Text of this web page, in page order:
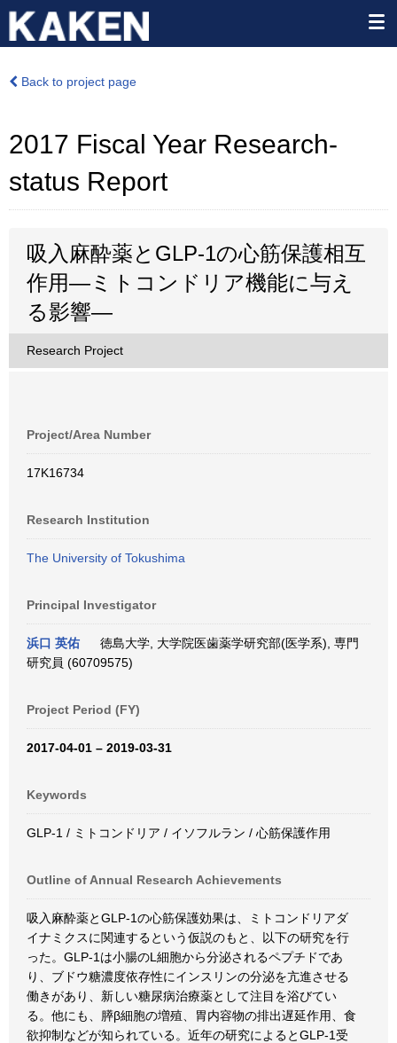
Back to project page
2017 Fiscal Year Research-
status Report
吸入麻酔薬とGLP-1の心筋保護相互
作用―ミトコンドリア機能に与え
る影響―
Research Project
Project/Area Number
17K16734
Research Institution
The University of Tokushima
Principal Investigator
浜口 英佑
徳島大学, 大学院医歯薬学研究部(医学系), 専門
研究員 (60709575)
Project Period (FY)
2017-04-01 – 2019-03-31
Keywords
GLP-1 / ミトコンドリア / イソフルラン / 心筋保護作用
Outline of Annual Research Achievements
吸入麻酔薬とGLP-1の心筋保護効果は、ミトコンドリアダ
イナミクスに関連するという仮説のもと、以下の研究を行
った。GLP-1は小腸のL細胞から分泌されるペプチドであ
り、ブドウ糖濃度依存性にインスリンの分泌を亢進させる
働きがあり、新しい糖尿病治療薬として注目を浴びてい
る。他にも、膵β細胞の増殖、胃内容物の排出遅延作用、食
欲抑制などが知られている。近年の研究によるとGLP-1受